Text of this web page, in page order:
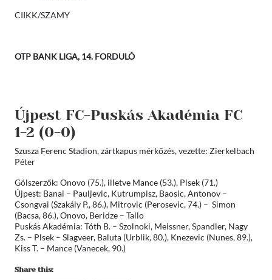
CIIKK/SZAMY
OTP BANK LIGA, 14. FORDULÓ
Újpest FC-Puskás Akadémia FC
1-2 (0-0)
Szusza Ferenc Stadion, zártkapus mérkőzés, vezette: Zierkelbach
Péter
Gólszerzők: Onovo (75.), illetve Mance (53.), Plsek (71.)
Újpest: Banai – Pauljevic, Kutrumpisz, Baosic, Antonov –
Csongvai (Szakály P., 86.), Mitrovic (Perosevic, 74.) – Simon
(Bacsa, 86.), Onovo, Beridze – Tallo
Puskás Akadémia: Tóth B. – Szolnoki, Meissner, Spandler, Nagy
Zs. – Plsek – Slagveer, Baluta (Urblik, 80.), Knezevic (Nunes, 89.),
Kiss T. – Mance (Vanecek, 90.)
Share this: